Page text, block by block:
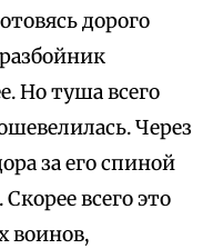
дорого
Но туша всего
Через
за его спиной
всего это
воинов,